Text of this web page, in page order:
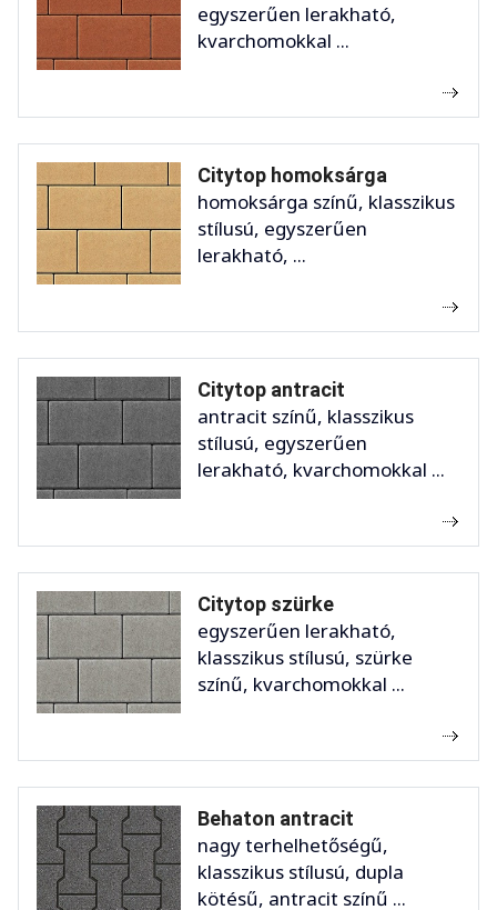
egyszerűen lerakható,
kvarchomokkal ...
Citytop homoksárga
homoksárga színű, klasszikus
stílusú, egyszerűen
lerakható, ...
Citytop antracit
antracit színű, klasszikus
stílusú, egyszerűen
lerakható, kvarchomokkal ...
Citytop szürke
egyszerűen lerakható,
klasszikus stílusú, szürke
színű, kvarchomokkal ...
Behaton antracit
nagy terhelhetőségű,
klasszikus stílusú, dupla
kötésű, antracit színű ...